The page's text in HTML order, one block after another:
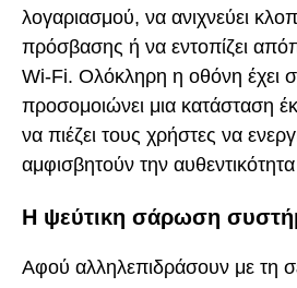
λογαριασμού, να ανιχνεύει
πρόσβασης ή να εντοπίζει
Wi-Fi. Ολόκληρη η οθόνη έχει
προσομοιώνει μια κατάσταση
να πιέζει τους χρήστες να
αμφισβητούν την
Η ψεύτικη σάρωση
Αφού αλληλεπιδράσουν με τη